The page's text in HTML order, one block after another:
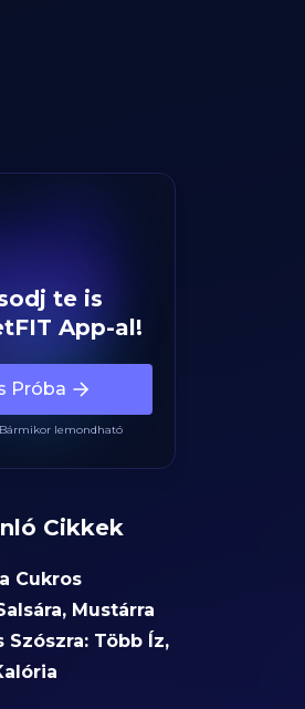
te is
App-al!
Próba
lemondható
Cikkek
Cukros
Mustárra
Szószra: Több Íz,